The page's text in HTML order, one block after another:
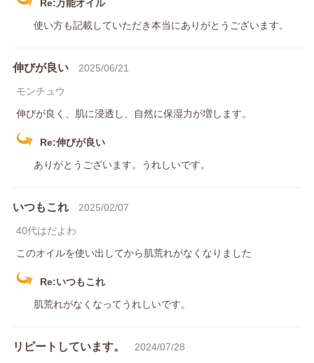
Re:万能オイル
使い方も記載していただき本当にありがとうございます。
伸びが良い 2025/06/21
モンチュウ
伸びが良く、肌に浸透し、自然に保湿力が増します。
Re:伸びが良い
ありがとうございます。うれしいです。
いつもこれ 2025/02/07
40代はだよわ
このオイルを使い出してから肌荒れがなくなりました
Re:いつもこれ
肌荒れがなくなってうれしいです。
リピートしています。 2024/07/28